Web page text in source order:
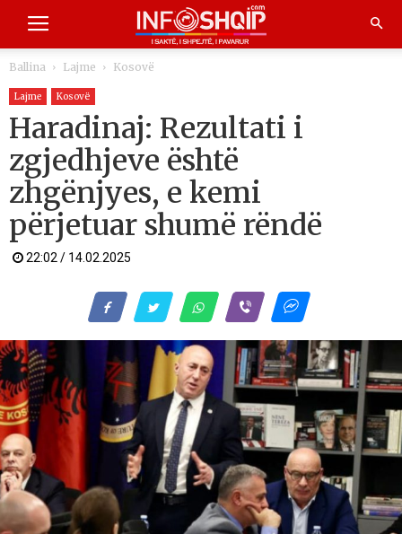
Ballina Lajme Kosovë
Lajme Kosovë
Haradinaj: Rezultati i
zgjedhjeve është
zhgënjyes, e kemi
përjetuar shumë rëndë
22:02 / 14.02.2025